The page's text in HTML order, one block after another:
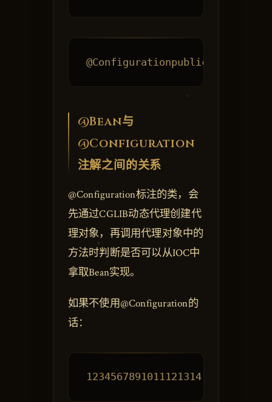
@Bean与
@Configuration
注解之间的关系
@Configuration标注的类，会
先通过CGLIB动态代理创建代
理对象，再调用代理对象中的
方法时判断是否可以从IOC中
拿取Bean实现。
如果不使用@Configuration的
话：
1234567891011121314